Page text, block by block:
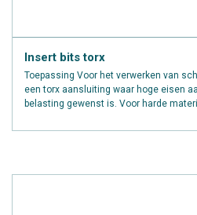
Insert bits torx
Toepassing Voor het verwerken van
een torx aansluiting waar hoge eisen
belasting gewenst is. Voor harde